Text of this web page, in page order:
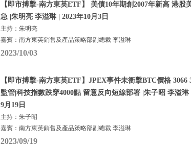
【即市搏擊-南方東英ETF】 美債10年期創2007年新高 港股
急 |朱明亮 李溢琳 | 2023年10月3日
主持：朱明亮
嘉賓：南方東英銷售及產品策略部副總裁 李溢琳
2023/10/03
【即市搏擊-南方東英ETF】JPEX事件未衝擊BTC價格 3066
監管|科技指數跌穿4000點 留意反向短線部署 |朱子昭 李溢琳
9月19日
主持：朱子昭
嘉賓：南方東英銷售及產品策略部副總裁 李溢琳
2023/09/19